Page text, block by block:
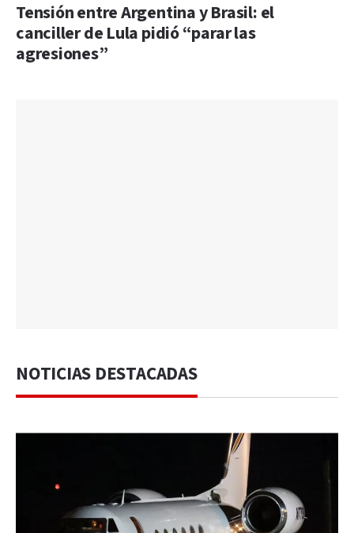
Tensión entre Argentina y Brasil: el
canciller de Lula pidió “parar las
agresiones”
NOTICIAS DESTACADAS